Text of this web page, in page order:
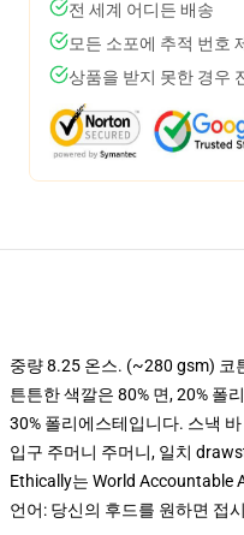
전 세계 어디든 배송
모든 소포에 추적 번호
상품을 받지 못한 경우
중량 8.25 온스. (~280 gsm) 코
튼튼한 색깔은 80% 면, 20% 폴
30% 폴리에스테입니다. 스낵
입구 주머니 주머니, 일치
Ethically는 World Accountable
언어: 당신의 후드를 원하면 접